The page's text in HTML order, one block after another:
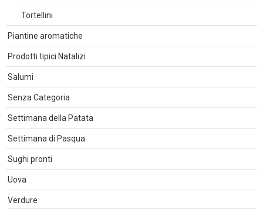
Tortellini
Piantine aromatiche
Prodotti tipici Natalizi
Salumi
Senza Categoria
Settimana della Patata
Settimana di Pasqua
Sughi pronti
Uova
Verdure